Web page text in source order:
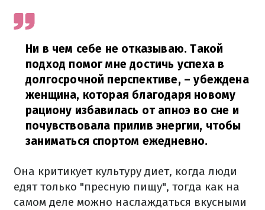
Ни в чем себе не отказываю. Такой
подход помог мне достичь успеха в
долгосрочной перспективе, – убеждена
женщина, которая благодаря новому
рациону избавилась от апноэ во сне и
почувствовала прилив энергии, чтобы
заниматься спортом ежедневно.
Она критикует культуру диет, когда люди
едят только "пресную пищу", тогда как на
самом деле можно наслаждаться вкусными